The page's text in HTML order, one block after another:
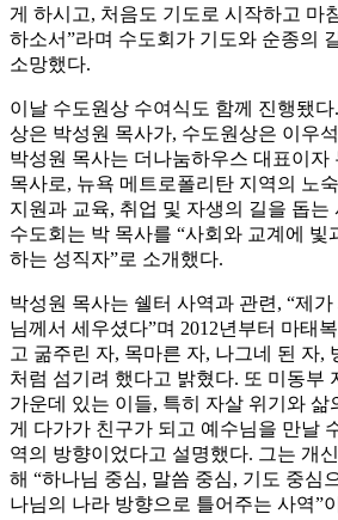
게 하시고, 처음도 기도로 시작하고 마
하소서”라며 수도회가 기도와 순종의
소망했다.
이날 수도원상 수여식도 함께 진행됐
상은 박성원 목사가, 수도원상은 이우
박성원 목사는 더나눔하우스 대표이자
목사로, 뉴욕 메트로폴리탄 지역의 노
지원과 교육, 취업 및 자생의 길을 돕는
수도회는 박 목사를 “사회와 교계에 빛
하는 성직자”로 소개했다.
박성원 목사는 쉘터 사역과 관련, “제
님께서 세우셨다”며 2012년부터 마태
고 굶주린 자, 목마른 자, 나그네 된 자,
처럼 섬기려 했다고 밝혔다. 또 미동부
가운데 있는 이들, 특히 자살 위기와 삶
게 다가가 친구가 되고 예수님을 만날
역의 방향이었다고 설명했다. 그는 개
해 “하나님 중심, 말씀 중심, 기도 중심
나님의 나라 방향으로 틀어주는 사역”